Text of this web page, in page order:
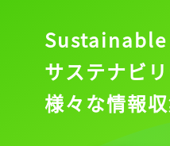
Sustainable
サステナビ
様々な情報